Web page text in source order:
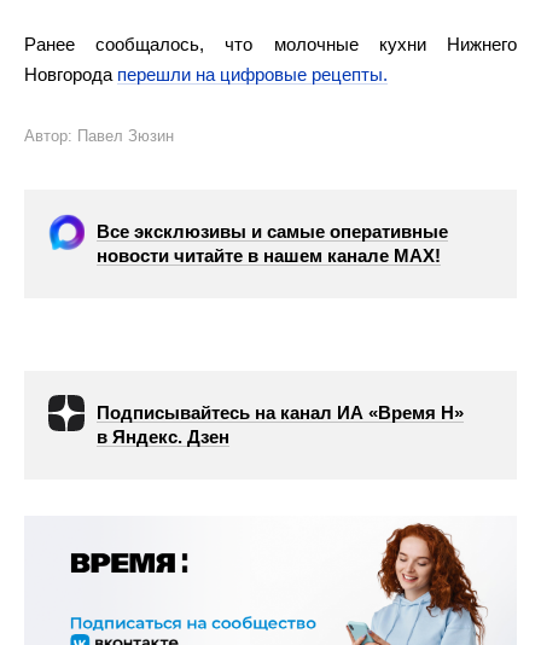
Ранее сообщалось, что молочные кухни Нижнего
Новгорода перешли на цифровые рецепты.
Автор: Павел Зюзин
Все эксклюзивы и самые оперативные
новости читайте в нашем канале МАХ!
Подписывайтесь на канал ИА «Время Н»
в Яндекс. Дзен